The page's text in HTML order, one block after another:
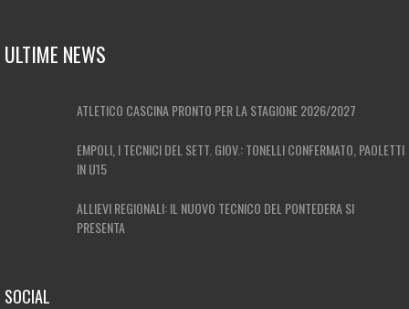
ULTIME NEWS
ATLETICO CASCINA PRONTO PER LA STAGIONE 2026/2027
EMPOLI, I TECNICI DEL SETT. GIOV.: TONELLI CONFERMATO, PAOLETTI
IN U15
ALLIEVI REGIONALI: IL NUOVO TECNICO DEL PONTEDERA SI
PRESENTA
SOCIAL